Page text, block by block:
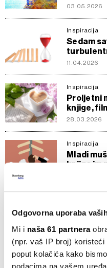
Odgovorna uporaba
Mi i naša 61 partnera
(npr. vaš IP broj)
poput kolačića kako
podacima na vašem
03.05.2026
Inspiracija
Sedam
11.04.2026
Inspiracija
Proljetni
knjige,
28.03.2026
Inspiracija
Mladi
knjiga im
13.12.2025
Inspiracija